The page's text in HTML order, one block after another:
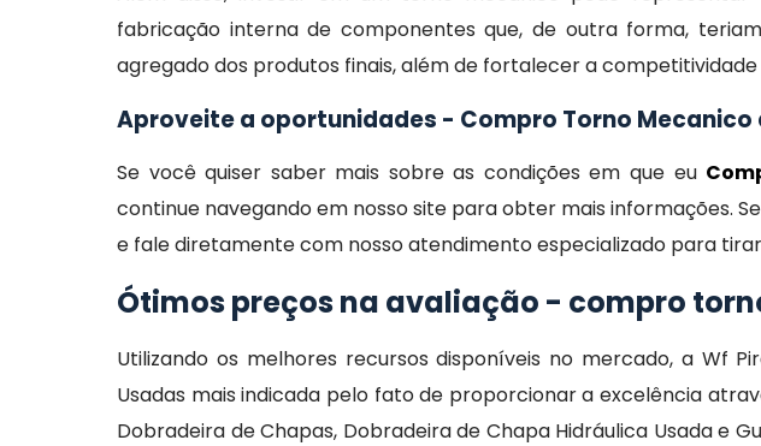
fabricação interna de componentes que, de outra forma,
agregado dos produtos finais, além de fortalecer a
Aproveite a oportunidades - Compro Torno Mecanico
Se você quiser saber mais sobre as condições em que eu
continue navegando em nosso site para obter mais informações.
e fale diretamente com nosso atendimento especializado para
Ótimos preços na avaliação - compro
Utilizando os melhores recursos disponíveis no mercado, a Wf
Usadas mais indicada pelo fato de proporcionar a excelência
Dobradeira de Chapas, Dobradeira de Chapa Hidráulica Usada e